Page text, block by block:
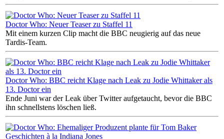
Doctor Who: Neuer Teaser zu Staffel 11
Mit einem kurzen Clip macht die BBC neugierig auf das neue
Tardis-Team.
Doctor Who: BBC reicht Klage nach Leak zu Jodie Whittaker als
13. Doctor ein
Ende Juni war der Leak über Twitter aufgetaucht, bevor die BBC
ihn schnellstens löschen ließ.